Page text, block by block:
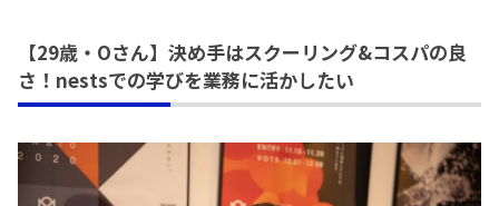
【29歳・Oさん】決め手はスクーリング&コスパの良
さ！nestsでの学びを業務に活かしたい